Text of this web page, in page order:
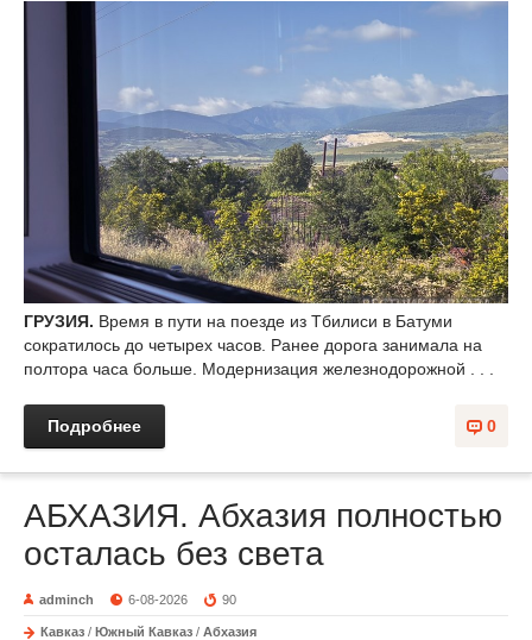
ГРУЗИЯ. Время в пути на поезде из Тбилиси в Батуми
сократилось до четырех часов. Ранее дорога занимала на
полтора часа больше. Модернизация железнодорожной . . .
0
Подробнее
АБХАЗИЯ. Абхазия полностью
осталась без света
adminch 6-08-2026 90
Кавказ / Южный Кавказ / Абхазия